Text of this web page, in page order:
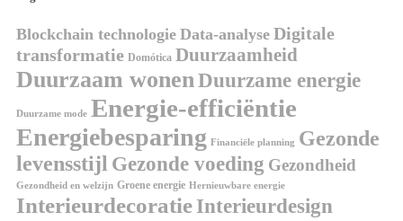
Blockchain technologie Data-analyse Digitale
transformatie Domótica Duurzaamheid
Duurzaam wonenDuurzame energie
Duurzame mode Energie-efficiëntie
Energiebesparing Financiële planning Gezonde
levensstijl Gezonde voeding Gezondheid
Gezondheid en welzijn Groene energie Hernieuwbare energie
InterieurdecoratieInterieurdesign